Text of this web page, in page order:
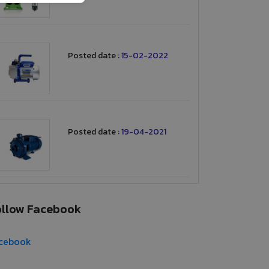
Posted date :15-02-2022
Posted date :19-04-2021
Facebook